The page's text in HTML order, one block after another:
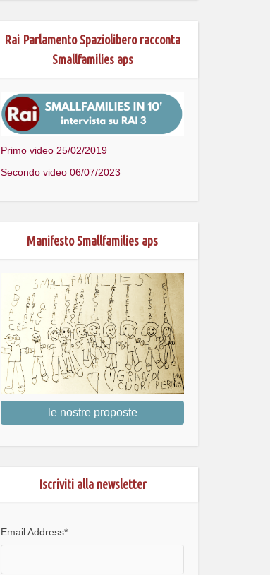
Rai Parlamento Spaziolibero racconta
Smallfamilies aps
Primo video 25/02/2019
Secondo video 06/07/2023
Manifesto Smallfamilies aps
le nostre proposte
Iscriviti alla newsletter
Email Address*